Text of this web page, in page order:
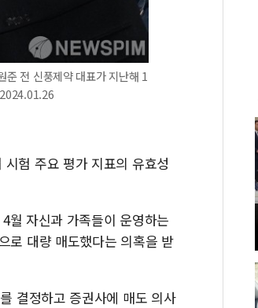
전 신풍제약 대표가 지난해 1
험 주요 평가 지표의 유효성
월 자신과 가족들이 운영하는
로 대량 매도했다는 의혹을 받
결정하고 증권사에 매도 의사